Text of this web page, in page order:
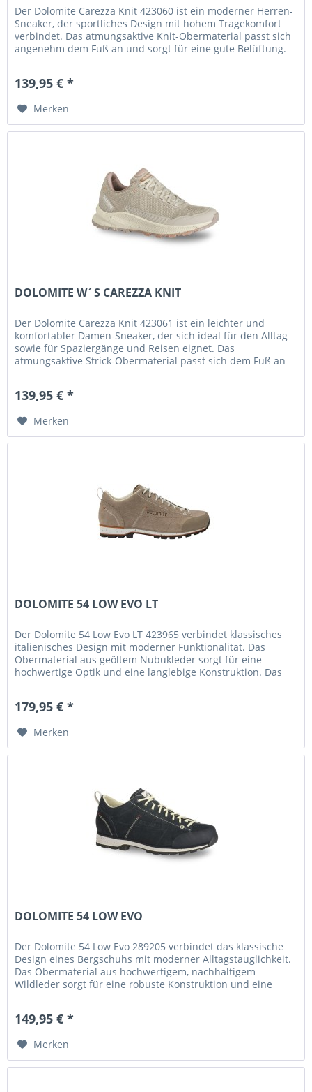
Der Dolomite Carezza Knit 423060 ist ein moderner Herren-
Sneaker, der sportliches Design mit hohem Tragekomfort
verbindet. Das atmungsaktive Knit-Obermaterial passt sich
angenehm dem Fuß an und sorgt für eine gute Belüftung.
139,95 € *
Merken
DOLOMITE W´S CAREZZA KNIT
Der Dolomite Carezza Knit 423061 ist ein leichter und
komfortabler Damen-Sneaker, der sich ideal für den Alltag
sowie für Spaziergänge und Reisen eignet. Das
atmungsaktive Strick-Obermaterial passt sich dem Fuß an
139,95 € *
Merken
DOLOMITE 54 LOW EVO LT
Der Dolomite 54 Low Evo LT 423965 verbindet klassisches
italienisches Design mit moderner Funktionalität. Das
Obermaterial aus geöltem Nubukleder sorgt für eine
hochwertige Optik und eine langlebige Konstruktion. Das
179,95 € *
Merken
DOLOMITE 54 LOW EVO
Der Dolomite 54 Low Evo 289205 verbindet das klassische
Design eines Bergschuhs mit moderner Alltagstauglichkeit.
Das Obermaterial aus hochwertigem, nachhaltigem
Wildleder sorgt für eine robuste Konstruktion und eine
149,95 € *
Merken